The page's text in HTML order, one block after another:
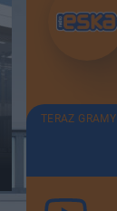
TERAZ GRAMY